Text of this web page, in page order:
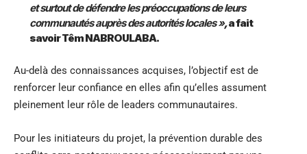
et surtout de défendre les préoccupations de leurs
communautés auprès des autorités locales »,a fait
savoir Têm NABROULABA.
Au-delà des connaissances acquises, l’objectif est de
renforcer leur confiance en elles afin qu’elles assument
pleinement leur rôle de leaders communautaires.
Pour les initiateurs du projet, la prévention durable des